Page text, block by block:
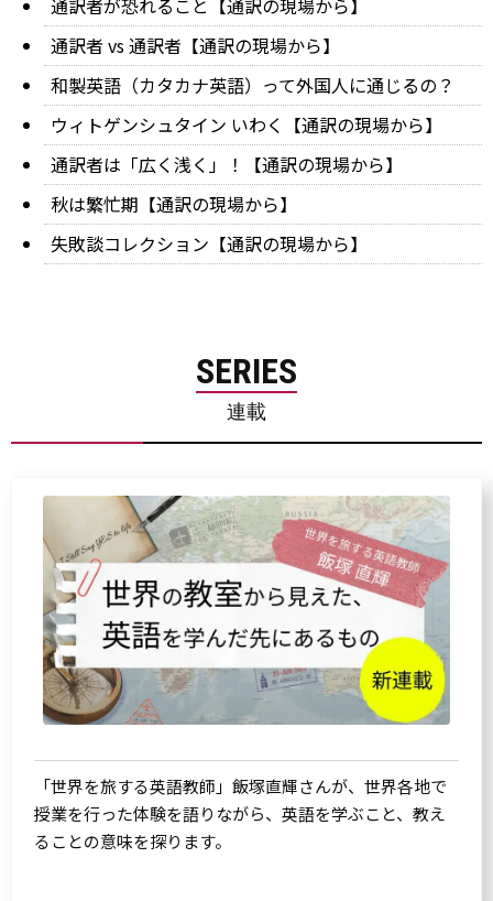
通訳者が恐れること【通訳の現場から】
通訳者 vs 通訳者【通訳の現場から】
和製英語（カタカナ英語）って外国人に通じるの？
ウィトゲンシュタイン いわく【通訳の現場から】
通訳者は「広く浅く」！【通訳の現場から】
秋は繁忙期【通訳の現場から】
失敗談コレクション【通訳の現場から】
SERIES
連載
「世界を旅する英語教師」飯塚直輝さんが、世界各地で
授業を行った体験を語りながら、英語を学ぶこと、教え
ることの意味を探ります。